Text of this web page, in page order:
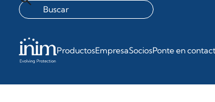
ProductosEmpresaSociosPonte en